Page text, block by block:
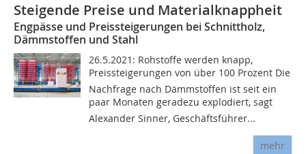
Steigende Preise und Materialknappheit
Engpässe und Preissteigerungen bei Schnittholz,
Dämmstoffen und Stahl
26.5.2021: Rohstoffe werden knapp,
Preissteigerungen von über 100 Prozent Die
Nachfrage nach Dämmstoffen ist seit ein
paar Monaten geradezu explodiert, sagt
Alexander Sinner, Geschäftsführer...
mehr